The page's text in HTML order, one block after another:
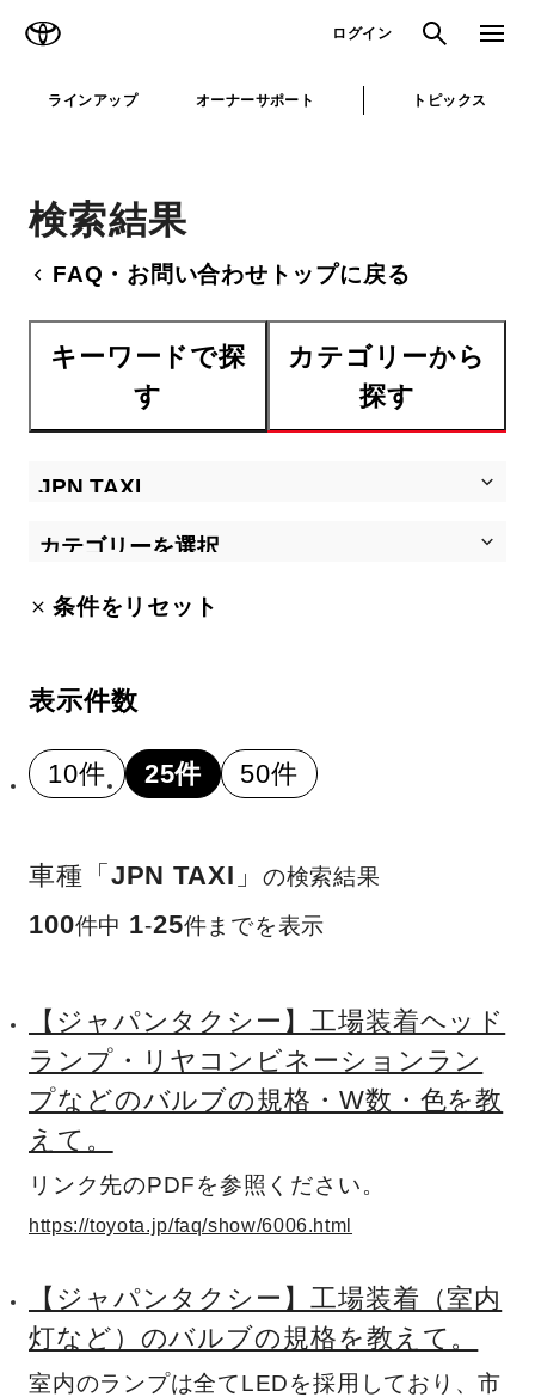
ログイン 検索 メニュ
ラインアップ オーナーサポート トピックス
検索結果
FAQ・お問い合わせトップに戻る
キーワードで探
す
カテゴリーから
探す
条件をリセット
表示件数
10件 25件 50件
車種「 JPN TAXI 」 の検索結果
100件中 1-25件までを表示
【ジャパンタクシー】工場装着ヘッド
ランプ・リヤコンビネーションラン
プなどのバルブの規格・W数・色を教
えて。
リンク先のPDFを参照ください。
https://toyota.jp/faq/show/6006.html
【ジャパンタクシー】工場装着（室内
灯など）のバルブの規格を教えて。
室内のランプは全てLEDを採用しており、市